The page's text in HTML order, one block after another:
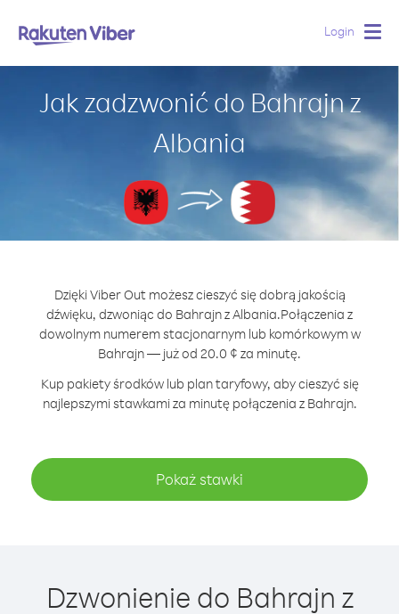
Login
Jak zadzwonić do Bahrajn z
Albania
Dzięki Viber Out możesz cieszyć się dobrą jakością
dźwięku, dzwoniąc do Bahrajn z Albania.Połączenia z
dowolnym numerem stacjonarnym lub komórkowym w
Bahrajn — już od 20.0 ¢ za minutę.
Kup pakiety środków lub plan taryfowy, aby cieszyć się
najlepszymi stawkami za minutę połączenia z Bahrajn.
Pokaż stawki
Dzwonienie do Bahrajn z